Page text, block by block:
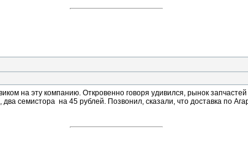
на эту компанию. Откровенно говоря удивился, рынок
семистора на 45 рублей. Позвонил, сказали, что доставка по